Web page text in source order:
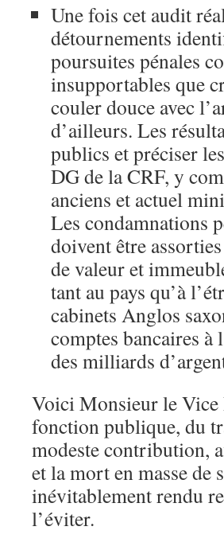
Une fois cet audit
détournements
poursuites pénales
insupportables que
couler douce avec
d’ailleurs. Les
publics et préciser
DG de la CRF, y
anciens et actuel
Les condamnations
doivent être
de valeur et
tant au pays qu’à
cabinets Anglos
comptes bancaires à
des milliards
Voici Monsieur le
fonction publique, du
modeste contribution,
et la mort en masse de
inévitablement rendu
l’éviter.